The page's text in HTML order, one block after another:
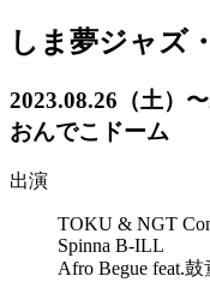
しま夢ジャズ
2023.08.26（土）
おんでこドーム
出演
TOKU & NGT
Spinna B-ILL
Afro Begue feat.